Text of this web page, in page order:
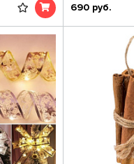
690 руб.